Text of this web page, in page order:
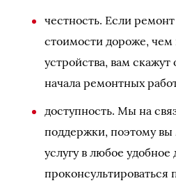
честность. Если
стоимости дороже, чем
устройства, вам скажут
начала ремонтных
доступность. Мы на
поддержки, поэтому вы
услугу в любое удобное
проконсультироваться